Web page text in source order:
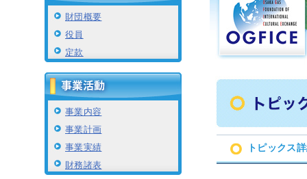
企業/グループについて
社会貢献
技術開発
財団概要
役員
定款
事業内容
事業計画
事業実績
財務諸表
トピックス